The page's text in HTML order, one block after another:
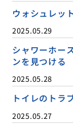
ウォシュレッ
2025.05.29
シャワーホー
ンを見つける
2025.05.28
トイレのトラ
2025.05.27